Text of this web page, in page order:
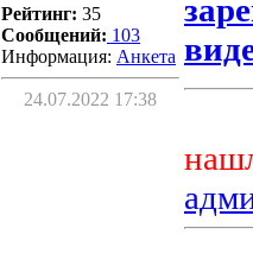
Рейтинг: 35
Сообщений: 103
Информация: Aнкета
24.07.2022 17:38